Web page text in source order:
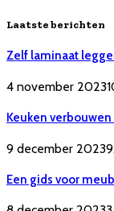
Laatste berichten
Zelf laminaat
4 november 2023
Keuken
9 december 2023
Een gids voor